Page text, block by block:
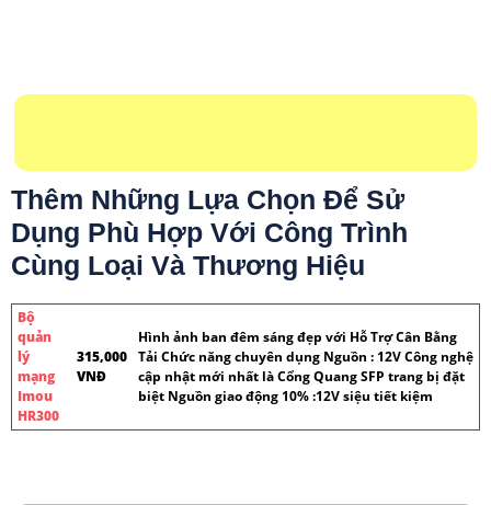
Thêm Những Lựa Chọn Để Sử
Dụng Phù Hợp Với Công Trình
Cùng Loại Và Thương Hiệu
Bộ
quản
lý
mạng
Imou
HR300
315,000
VNĐ
Hình ảnh ban đêm sáng đẹp với Hỗ Trợ Cân Bằng
Tải Chức năng chuyên dụng Nguồn : 12V Công nghệ
cập nhật mới nhất là Cổng Quang SFP trang bị đặt
biệt Nguồn giao động 10% :12V siệu tiết kiệm